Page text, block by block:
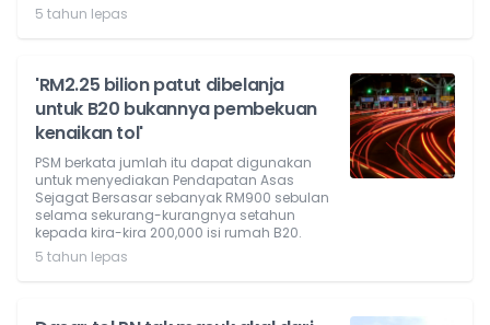
5 tahun lepas
'RM2.25 bilion patut dibelanja
untuk B20 bukannya pembekuan
kenaikan tol'
PSM berkata jumlah itu dapat digunakan
untuk menyediakan Pendapatan Asas
Sejagat Bersasar sebanyak RM900 sebulan
selama sekurang-kurangnya setahun
kepada kira-kira 200,000 isi rumah B20.
5 tahun lepas